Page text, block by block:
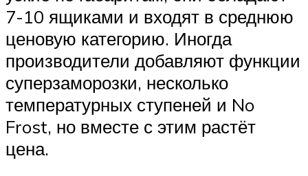
7-10 ящиками и входят в среднюю
ценовую категорию. Иногда
производители добавляют функции
суперзаморозки, несколько
температурных ступеней и No
Frost, но вместе с этим растёт
цена.